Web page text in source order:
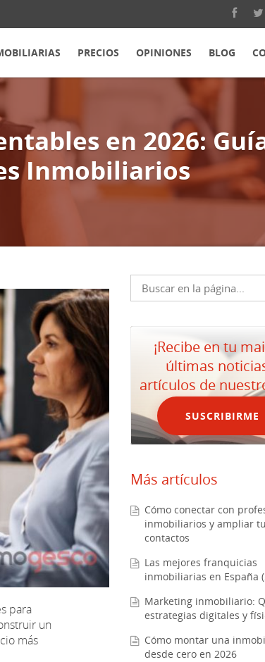
PRECIOS OPINIONES BLOG
en 2026:
Inmobiliarios
para
un
más
¡Recibe en tu
últimas
artículos de
SUSCRIBIRME
Más artículos
Cómo conectar con
inmobiliarios y ampliar
contactos
Las mejores franquicias
inmobiliarias en España
Marketing inmobiliario:
estrategias digitales y
Cómo montar una
desde cero en 2026